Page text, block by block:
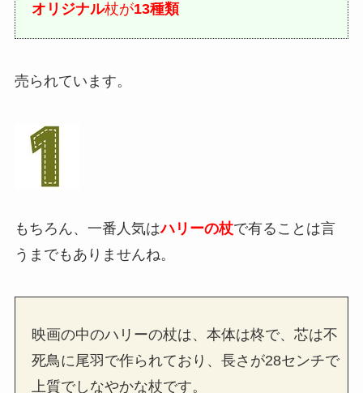
オリジナル杖が13種類
売られています。
もちろん、一番人気はハリーの杖で有ることは言
うまでもありませんね。
映画の中のハリーの杖は、本体は柊で、芯は不
死鳥に尾羽で作られており、長さが28センチで
上質でしなやかな杖です。